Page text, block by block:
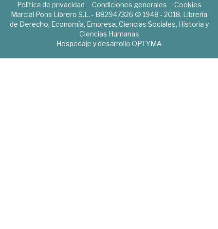
Política de privacidad Condiciones generales
Cookies
Marcial Pons Librero S.L. - B82947326 © 1948 - 2018. Librería
de Derecho, Economía, Empresa, Ciencias Sociales, Historia y
Ciencias Humanas
Hospedaje y desarrollo OPTYMA